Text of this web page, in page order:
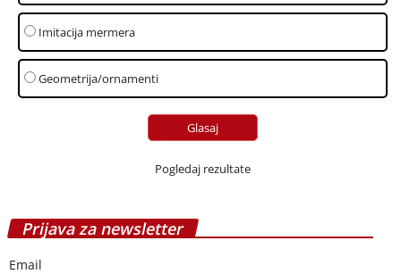
Imitacija mermera
Geometrija/ornamenti
Pogledaj rezultate
Prijava za newsletter
Email